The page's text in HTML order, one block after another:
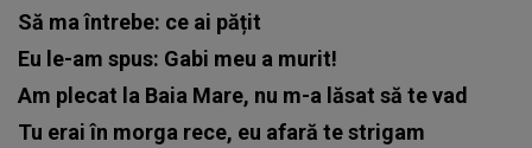
Să ma întrebe: ce ai pățit
Eu le-am spus: Gabi meu a murit!
Am plecat la Baia Mare, nu m-a lăsat să te vad
Tu erai în morga rece, eu afară te strigam